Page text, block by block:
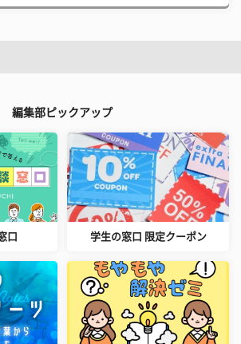
編集部ピックアップ
口 学生の窓口 限定クーポン